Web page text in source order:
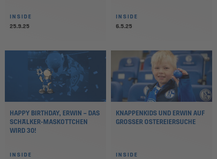
INSIDE
25.9.25
INSIDE
6.5.25
HAPPY BIRTHDAY, ERWIN – DAS
SCHALKER-MASKOTTCHEN
WIRD 30!
INSIDE
KNAPPENKIDS UND ERWIN AUF
GROSSER OSTEREIERSUCHE
INSIDE